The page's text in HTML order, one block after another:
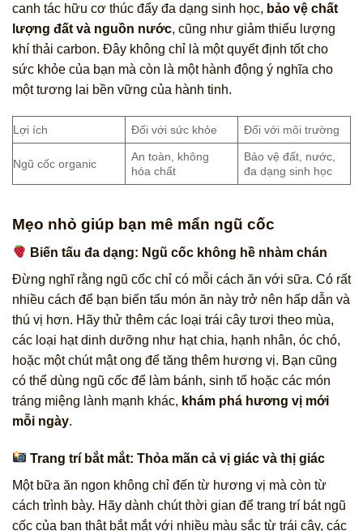
canh tác hữu cơ thúc đẩy đa dạng sinh học, bảo vệ chất
lượng đất và nguồn nước, cũng như giảm thiểu lượng
khí thải carbon. Đây không chỉ là một quyết định tốt cho
sức khỏe của bạn mà còn là một hành động ý nghĩa cho
một tương lai bền vững của hành tinh.
Lợi ích Đối với sức khỏe Đối với môi trường
Ngũ cốc organic
An toàn, không
hóa chất
Bảo vệ đất, nước,
đa dạng sinh học
Mẹo nhỏ giúp bạn mê mẩn ngũ cốc
Biến tấu đa dạng: Ngũ cốc không hề nhàm chán
Đừng nghĩ rằng ngũ cốc chỉ có mỗi cách ăn với sữa. Có rất
nhiều cách để bạn biến tấu món ăn này trở nên hấp dẫn và
thú vị hơn. Hãy thử thêm các loại trái cây tươi theo mùa,
các loại hạt dinh dưỡng như hạt chia, hạnh nhân, óc chó,
hoặc một chút mật ong để tăng thêm hương vị. Bạn cũng
có thể dùng ngũ cốc để làm bánh, sinh tố hoặc các món
tráng miệng lành mạnh khác, khám phá hương vị mới
mỗi ngày.
Trang trí bắt mắt: Thỏa mãn cả vị giác và thị giác
Một bữa ăn ngon không chỉ đến từ hương vị mà còn từ
cách trình bày. Hãy dành chút thời gian để trang trí bát ngũ
cốc của bạn thật bắt mắt với nhiều màu sắc từ trái cây, các